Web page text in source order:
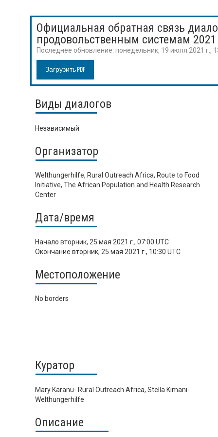
Официальная обратная связь
продовольственным системам
Последнее обновление: понедельник, 19 июля 2021 г.,
Загрузить PDF
Виды диалогов
Независимый
Организатор
Welthungerhilfe, Rural Outreach Africa, Route to Food
Initiative, The African Population and Health Research
Center
Дата/время
Начало вторник, 25 мая 2021 г., 07:00 UTC
Окончание вторник, 25 мая 2021 г., 10:30 UTC
Местоположение
No borders
Куратор
Mary Karanu- Rural Outreach Africa, Stella Kimani-
Welthungerhilfe
Описание